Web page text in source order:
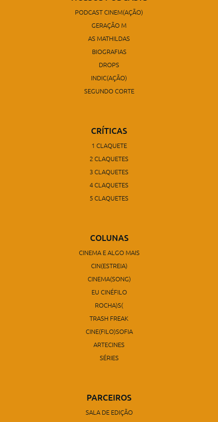
PODCAST CINEM(AÇÃO)
GERAÇÃO M
AS MATHILDAS
BIOGRAFIAS
DROPS
INDIC(AÇÃO)
SEGUNDO CORTE
CRÍTICAS
1 CLAQUETE
2 CLAQUETES
3 CLAQUETES
4 CLAQUETES
5 CLAQUETES
COLUNAS
CINEMA E ALGO MAIS
CIN(ESTREIA)
CINEMA(SONG)
EU CINÉFILO
ROCHA)S(
TRASH FREAK
CINE(FILO)SOFIA
ARTECINES
SÉRIES
PARCEIROS
SALA DE EDIÇÃO